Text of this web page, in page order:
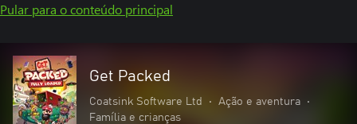
Pular para o conteúdo principal
Get Packed
Coatsink Software Ltd • Ação e aventura
•
Família e crianças